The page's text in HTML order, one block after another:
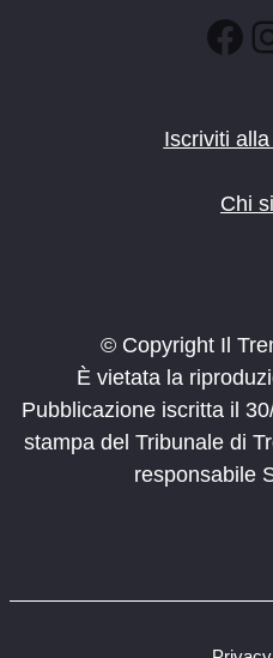
Iscriviti
Chi
© Copyright Il
È vietata la
Pubblicazione iscritta il
stampa del Tribunale di
responsabile